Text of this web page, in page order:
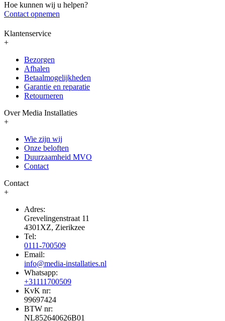
Hoe kunnen wij u helpen?
Contact opnemen
Klantenservice
+
Bezorgen
Afhalen
Betaalmogelijkheden
Garantie en reparatie
Retourneren
Over Media Installaties
+
Wie zijn wij
Onze beloften
Duurzaamheid MVO
Contact
Contact
+
Adres:
Grevelingenstraat 11
4301XZ, Zierikzee
Tel:
0111-700509
Email:
info@media-installaties.nl
Whatsapp:
+31111700509
KvK nr:
99697424
BTW nr:
NL852640626B01